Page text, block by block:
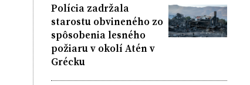
Polícia zadržala
starostu obvineného zo
spôsobenia lesného
požiaru v okolí Atén v
Grécku